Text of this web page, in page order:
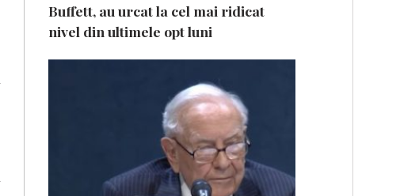
Buffett, au urcat la cel mai ridicat
nivel din ultimele opt luni